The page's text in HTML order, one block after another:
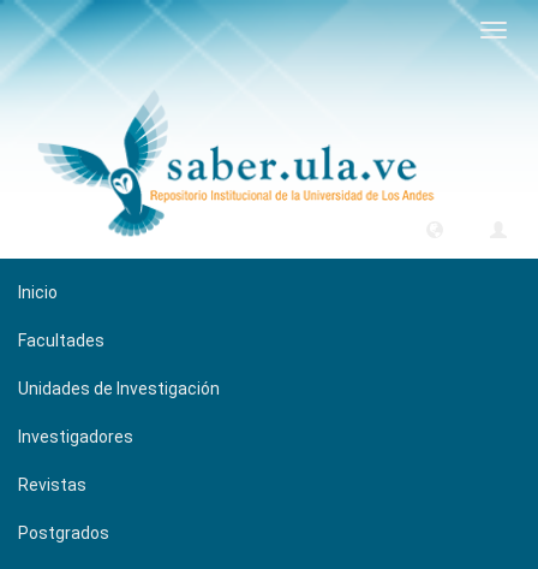
Inicio
Facultades
Unidades de Investigación
Investigadores
Revistas
Postgrados